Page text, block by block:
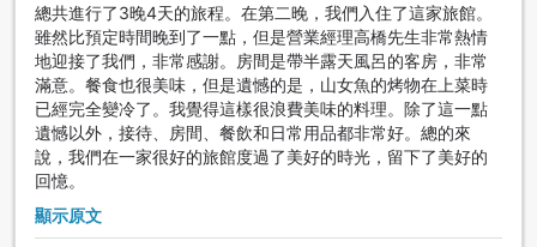
總共進行了3晚4天的旅程。在第二晚，我們入住了這家旅館。
雖然比預定時間晚到了一點，但是營業經理高橋先生非常熱情
地迎接了我們，非常感謝。房間是帶半露天風呂的客房，非常
滿意。餐食也很美味，但是遺憾的是，山女魚的烤物在上菜時
已經完全變冷了。我覺得這樣很浪費美味的料理。除了這一點
遺憾以外，接待、房間、餐飲和日常用品都非常好。總的來
說，我們在一家很好的旅館度過了美好的時光，留下了美好的
回憶。
顯示原文